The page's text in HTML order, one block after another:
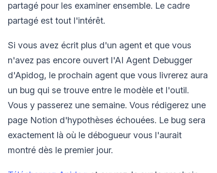
partagé pour les examiner ensemble. Le cadre
partagé est tout l'intérêt.
Si vous avez écrit plus d'un agent et que vous
n'avez pas encore ouvert l'AI Agent Debugger
d'Apidog, le prochain agent que vous livrerez aura
un bug qui se trouve entre le modèle et l'outil.
Vous y passerez une semaine. Vous rédigerez une
page Notion d'hypothèses échouées. Le bug sera
exactement là où le débogueur vous l'aurait
montré dès le premier jour.